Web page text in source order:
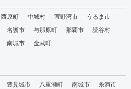
西原町 中城村 宜野湾市
うるま市
名護市 与那原町 那覇市
読谷村
南城市 金武町
豊見城市 八重瀬町 南城市
糸満市